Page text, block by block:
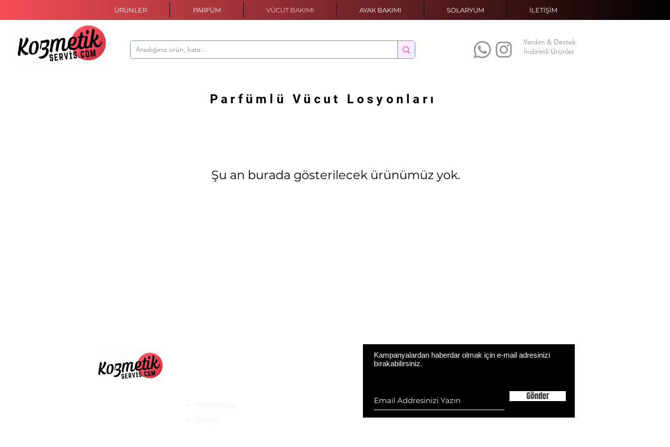
ÜRÜNLER PARFÜM VÜCUT BAKIMI AYAK BAKIMI SOLARYUM İLETİŞİM
Yardım & Destek
İndirimli Ürünler
Parfümlü Vücut Losyonları
Şu an burada gösterilecek ürünümüz yok.
Kampanyalardan haberdar olmak için e-mail adresinizi
bırakabilirsiniz.
Gönder